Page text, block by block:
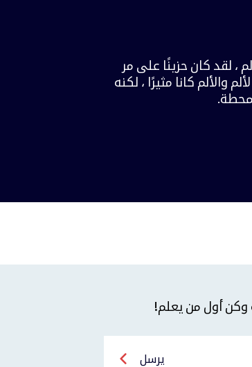
، لقد كان حزينًا على مر
والألم كانا مثيرًا ، لكنه
وكن أول من يعلم!
يرسل